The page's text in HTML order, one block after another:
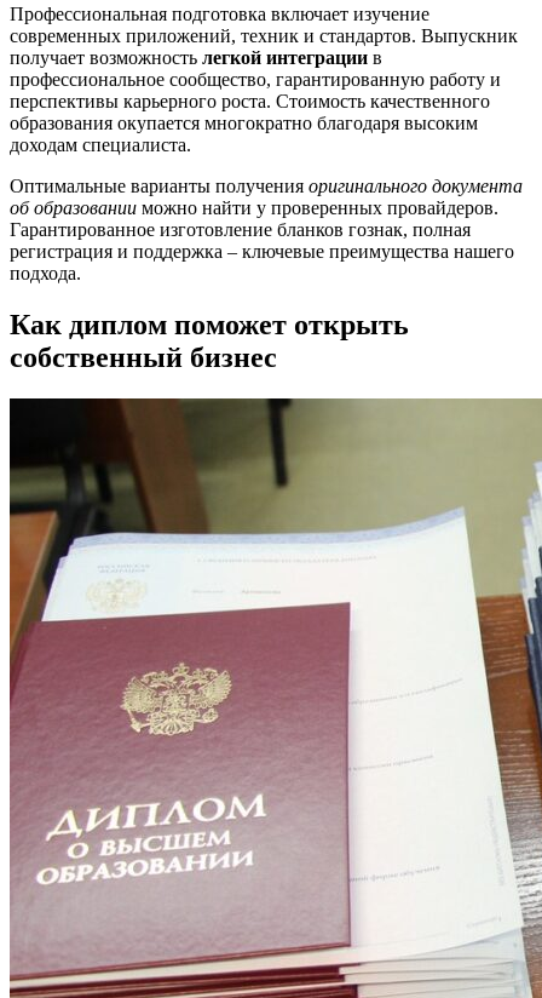
Профессиональная подготовка включает изучение
современных приложений, техник и стандартов. Выпускник
получает возможность легкой интеграции в
профессиональное сообщество, гарантированную работу и
перспективы карьерного роста. Стоимость качественного
образования окупается многократно благодаря высоким
доходам специалиста.
Оптимальные варианты получения оригинального документа
об образовании можно найти у проверенных провайдеров.
Гарантированное изготовление бланков гознак, полная
регистрация и поддержка – ключевые преимущества нашего
подхода.
Как диплом поможет открыть
собственный бизнес